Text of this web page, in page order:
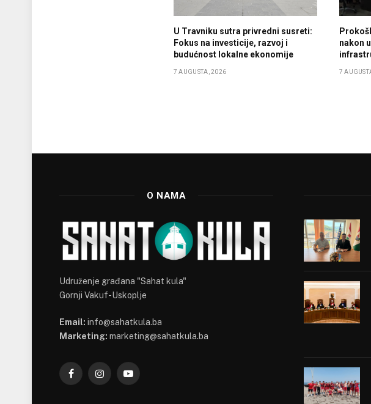
U Travniku sutra privredni susreti:
Fokus na investicije, razvoj i
budućnost lokalne ekonomije
7 AUGUSTA, 2026
nakon
7
O NAMA
Udruženje građana "Sahat kula"
Gornji Vakuf-Uskoplje
Email: info@sahatkula.ba
Marketing: marketing@sahatkula.ba
FacebookInstagramYouTube